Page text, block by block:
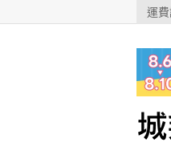
運費